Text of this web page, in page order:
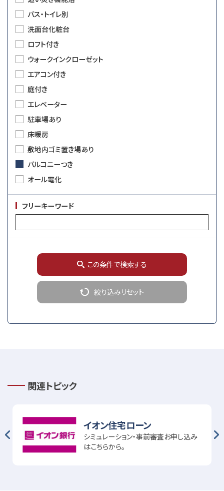
バス・トイレ別
洗面台化粧台
ロフト付き
ウォークインクローゼット
エアコン付き
庭付き
エレベーター
駐車場あり
床暖房
敷地内ゴミ置き場あり
バルコニーつき
オール電化
フリーキーワード
この条件で検索する
絞り込みリセット
関連トピック
イオン住宅ローン
シミュレーション・事前審査お申し込み
はこちらから。